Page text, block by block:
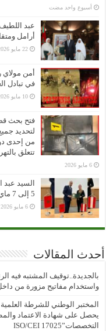
‏أسبوع واحد مضت
عبد
أرامل
22 مايو 2026
في تبادل
10 مايو 2026
فتح بحث
لتحديد
من إحدى
تتعلق
6 مايو 2026
السيد
5 إلى 7 ماي الجاري على رأس وفد أمني هام
6 مايو 2026
أحدث المقالات
بالجديدة..توقيف المشتبه فيه
واستخدام مفاتيح مزورة من
المختبر الوطني للشرطة العلمية
يحصل على شهادة الاعتماد
التخصصات”ISO/CEI 17025